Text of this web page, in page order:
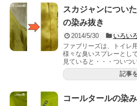
スカジャンについ
の染み抜き
2014/5/30
いろい
ファブリーズは、トイレ
様々な臭いスプレーとし
見ていると・・・ついつ
記事
コールタールの染